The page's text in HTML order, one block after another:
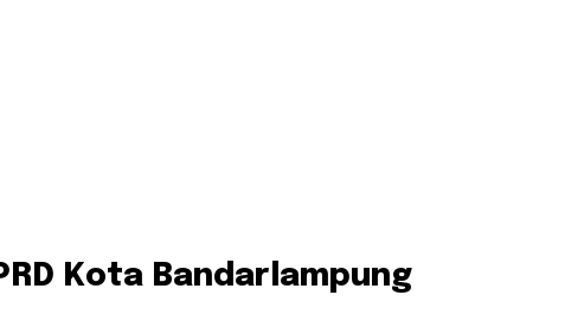
Kota Bandarlampung